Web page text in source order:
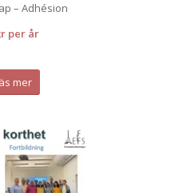
– Adhésion
per år
Pensionär fr.o.m. 65 år
mer